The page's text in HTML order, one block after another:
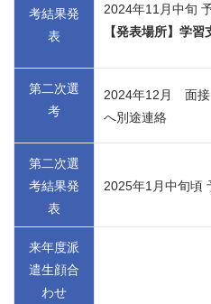
考結果発
表
2024年11月中旬
【発表場所】学
第二次選
考
2024年12月 面
へ別途連絡
第二次選
考結果発
表
2025年1月中旬頃
来年度派
遣生顔合
わせ